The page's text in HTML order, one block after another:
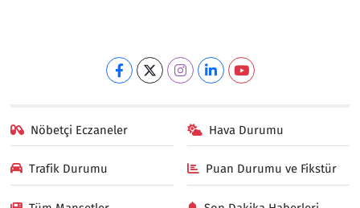
Nöbetçi Eczaneler Hava Durumu
Trafik Durumu Puan Durumu ve Fikstür